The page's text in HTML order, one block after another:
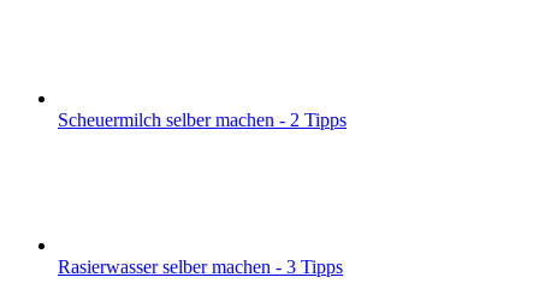
Scheuermilch selber machen - 2 Tipps
Rasierwasser selber machen - 3 Tipps